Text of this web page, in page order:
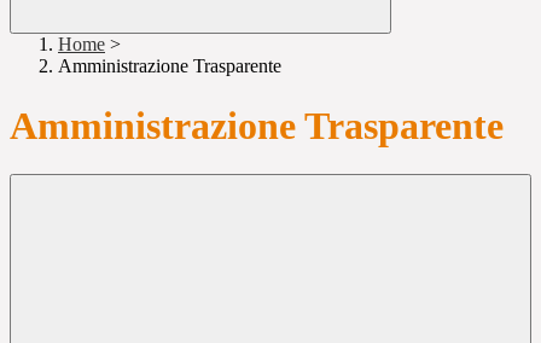
Home >
Amministrazione Trasparente
Amministrazione Trasparente